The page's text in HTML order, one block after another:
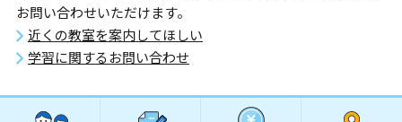
お問い合わせいただけます。
近くの教室を案内してほしい
学習に関するお問い合わせ